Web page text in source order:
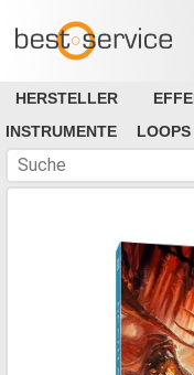
HERSTELLER
INSTRUMENTE
LOOPS